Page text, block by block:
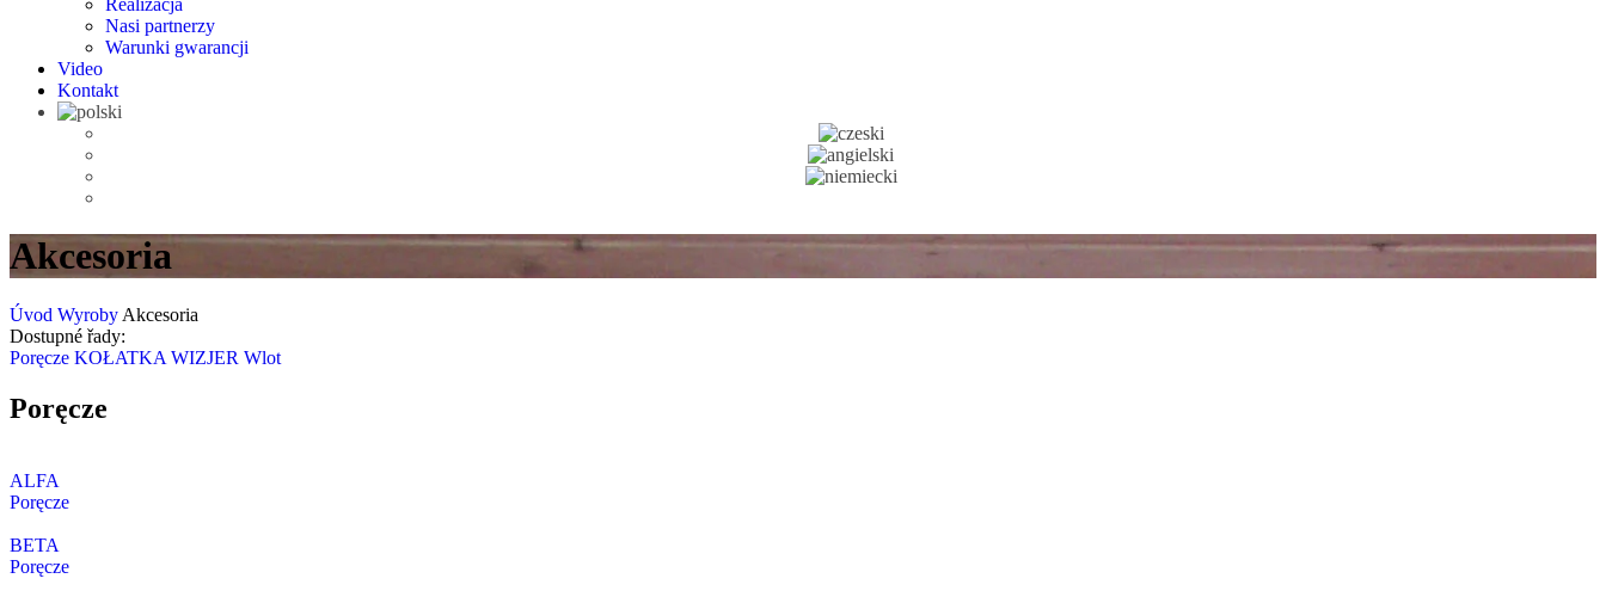
Realizacja
Nasi partnerzy
Warunki gwarancji
Video
Kontakt
Akcesoria
Úvod Wyroby Akcesoria
Dostupné řady:
Poręcze KOŁATKA WIZJER Wlot
Poręcze
ALFA
Poręcze
BETA
Poręcze